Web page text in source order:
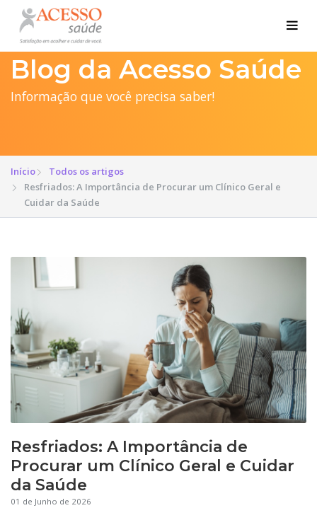
Blog da Acesso Saúde
Informação que você precisa saber!
Início
Todos os artigos
Resfriados: A Importância de Procurar um Clínico Geral e
Cuidar da Saúde
Resfriados: A Importância de
Procurar um Clínico Geral e Cuidar
da Saúde
01 de Junho de 2026